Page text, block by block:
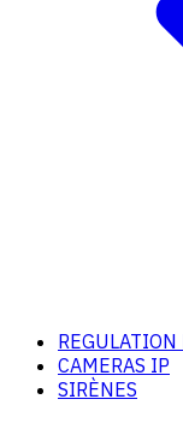
CAMERAS IP
SIRÈNES